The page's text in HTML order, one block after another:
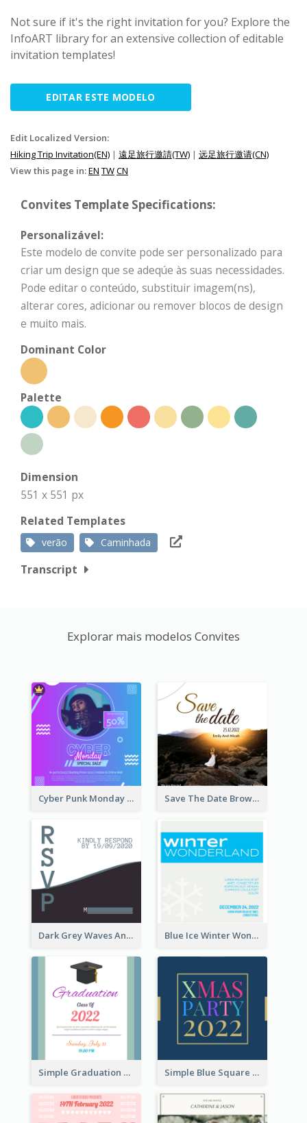
Not sure if it's the right invitation for you? Explore the
InfoART library for an extensive collection of editable
invitation templates!
EDITAR ESTE MODELO
Edit Localized Version:
Hiking Trip Invitation(EN) | 遠足旅行邀請(TW) | 远足旅行邀请(CN)
View this page in:EN TWCN
Convites Template Specifications:
Personalizável:
Este modelo de convite pode ser personalizado para
criar um design que se adeqúe às suas necessidades.
Pode editar o conteúdo, substituir imagem(ns),
alterar cores, adicionar ou remover blocos de design
e muito mais.
Dominant Color
Palette
Dimension
551 x 551 px
Related Templates
verão Caminhada
Transcript
Explorar mais modelos Convites
Cyber Punk Monday Discount Invitation Design Save The Date Brown Marriage Invitation
Dark Grey Waves And Curves Invitation Blue Ice Winter Wonderland Visit Invitation
Simple Graduation Class Of 2020 Invitation Simple Blue Square Xmas Party 2020 Invitation